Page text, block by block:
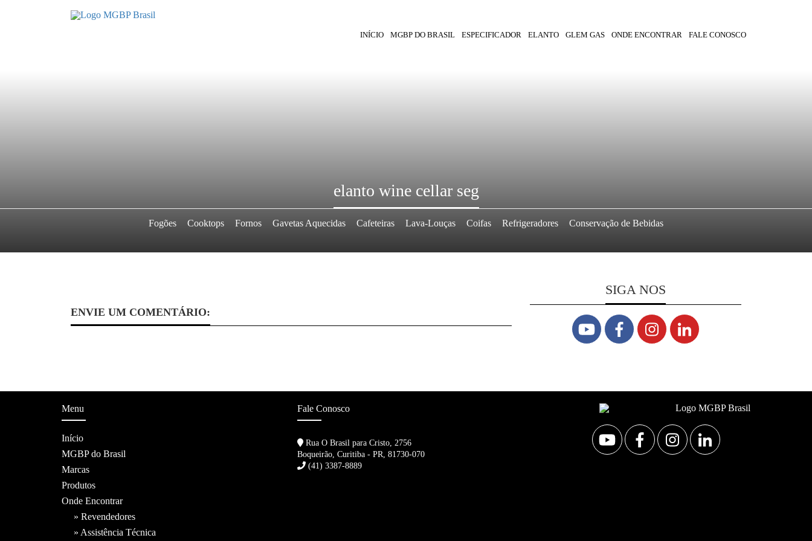
INÍCIO MGBP DO BRASIL ESPECIFICADOR ELANTO GLEM GAS ONDE ENCONTRAR FALE CONOSCO
elanto wine cellar seg
Fogões Cooktops Fornos Gavetas Aquecidas Cafeteiras Lava-Louças Coifas Refrigeradores Conservação de Bebidas
ENVIE UM COMENTÁRIO:
SIGA NOS
Menu
Início
MGBP do Brasil
Marcas
Produtos
Onde Encontrar
» Revendedores
» Assistência Técnica
Fale Conosco
Rua O Brasil para Cristo, 2756
Boqueirão, Curitiba - PR, 81730-070
(41) 3387-8889